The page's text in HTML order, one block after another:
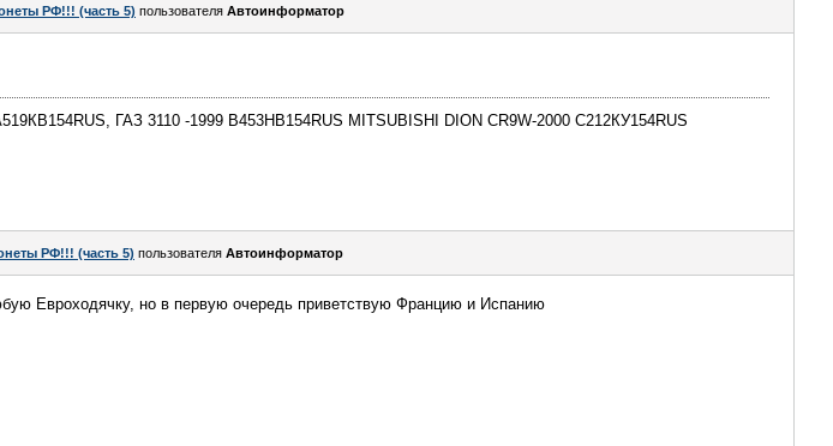
РФ!!! (часть 5) пользователя Автоинформатор
ГАЗ 3110 -1999 В453НВ154RUS MITSUBISHI DION CR9W-2000 С212КУ154RUS
РФ!!! (часть 5) пользователя Автоинформатор
Евроходячку, но в первую очередь приветствую Францию и Испанию